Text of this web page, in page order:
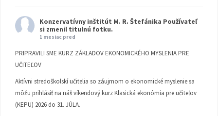
Konzervatívny inštitút M. R. Štefánika Používateľ
si zmenil titulnú fotku.
1 mesiac pred
PRIPRAVILI SME KURZ ZÁKLADOV EKONOMICKÉHO MYSLENIA PRE
UČITEĽOV
Aktívni stredoškolskí učitelia so záujmom o ekonomické myslenie sa
môžu prihlásiť na náš víkendový kurz Klasická ekonómia pre učiteľov
(KEPU) 2026 do 31. JÚLA.